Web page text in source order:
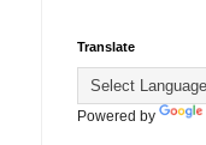
Translate
Powered by